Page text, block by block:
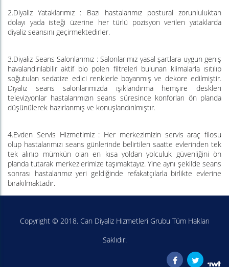
2.Diyaliz Yataklarımız : Bazı hastalarımız postural zorunluluktan
dolayı yada isteği üzerine her türlü pozisyon verilen yataklarda
diyaliz seansını geçirmektedirler.
3.Diyaliz Seans Salonlarımız : Salonlarımız yasal şartlara uygun geniş
havalandırılabilir aktif bio polen filtreleri bulunan klimalarla ısıtılıp
soğutulan sedatize edici renklerle boyanmış ve dekore edilmiştir.
Diyaliz seans salonlarımızda ışıklandırma hemşire deskleri
televizyonlar hastalarımızın seans süresince konforları ön planda
düşünülerek hazırlanmış ve konuşlandırılmıştır.
4.Evden Servis Hizmetimiz : Her merkezimizin servis araç filosu
olup hastalarımızı seans günlerinde belirtilen saatte evlerinden tek
tek alınıp mümkün olan en kısa yoldan yolculuk güvenliğini ön
planda tutarak merkezlerimize taşımaktayız. Yine aynı şekilde seans
sonrası hastalarımız yeri geldiğinde refakatçılarla birlikte evlerine
bırakılmaktadır.
Copyright © 2018. Can Diyaliz Hizmetleri Grubu Tüm Hakları
Saklıdır.